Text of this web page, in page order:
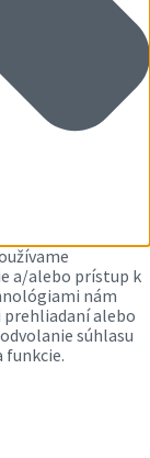
a/alebo prístup k
nám
prehliadaní alebo
súhlasu
funkcie.